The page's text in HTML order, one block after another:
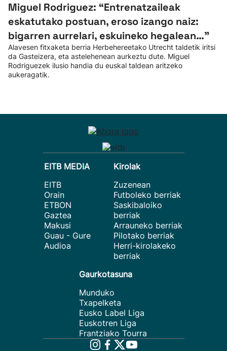
Miguel Rodriguez: “Entrenatzaileak
eskatutako postuan, eroso izango naiz:
bigarren aurrelari, eskuineko hegalean…”
Alavesen fitxaketa berria Herbehereetako Utrecht taldetik iritsi
da Gasteizera, eta astelehenean aurkeztu dute. Miguel
Rodriguezek ilusio handia du euskal taldean aritzeko
aukeragatik.
EITB MEDIA
EITB
Orain
ETBON
Gaztea
Makusi
Guau - Gure
Audioa
Kirolak
Zuzenean
Futboleko berriak
Saskibaloiko
berriak
Arrauneko berriak
Pilotako berriak
Herri-kirolakeko
berriak
Gaurkotasuna
Munduko
Txapelketa
Eusko Label Liga
Euskotren Liga
Frantziako Tourra